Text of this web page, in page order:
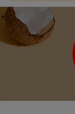
Boletín
de
noticias